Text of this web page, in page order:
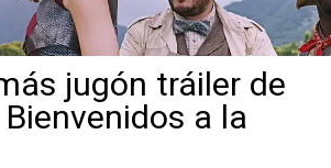
jugón tráiler de
a la